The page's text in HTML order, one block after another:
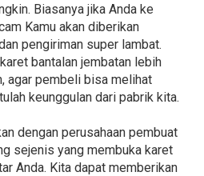
Biasanya jika Anda ke
Kamu akan diberikan
pengiriman super lambat.
bantalan jembatan lebih
agar pembeli bisa melihat
keunggulan dari pabrik kita.
dengan perusahaan pembuat
sejenis yang membuka karet
Anda. Kita dapat memberikan